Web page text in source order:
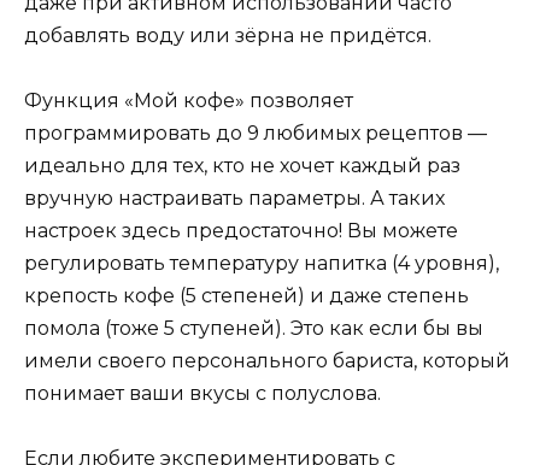
добавлять воду или зёрна не придётся.
Функция «Мой кофе» позволяет
программировать до 9 любимых рецептов —
идеально для тех, кто не хочет каждый раз
вручную настраивать параметры. А таких
настроек здесь предостаточно! Вы можете
регулировать температуру напитка (4 уровня),
крепость кофе (5 степеней) и даже степень
помола (тоже 5 ступеней). Это как если бы вы
имели своего персонального бариста, который
понимает ваши вкусы с полуслова.
Если любите экспериментировать с